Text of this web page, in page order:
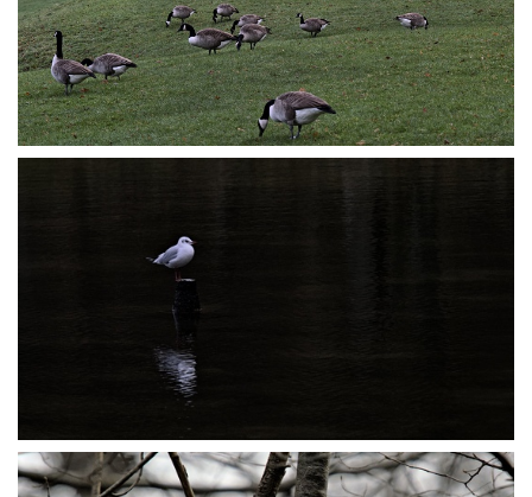
P1045540